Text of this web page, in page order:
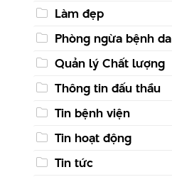
Làm đẹp
Phòng ngừa bệnh da
Quản lý Chất lượng
Thông tin đấu thầu
Tin bệnh viện
Tin hoạt động
Tin tức